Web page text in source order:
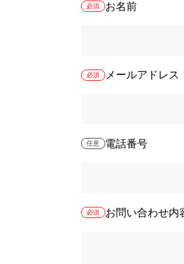
必須 お名前
必須 メールアドレス
任意 電話番号
必須 お問い合わせ内